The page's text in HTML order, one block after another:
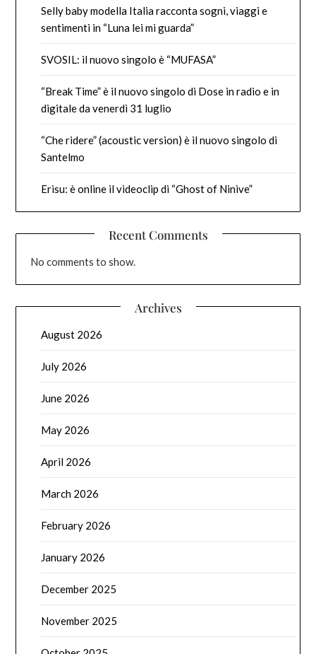
Selly baby modella Italia racconta sogni, viaggi e
sentimenti in “Luna lei mi guarda”
SVOSIL: il nuovo singolo è “MUFASA”
“Break Time” è il nuovo singolo di Dose in radio e in
digitale da venerdì 31 luglio
“Che ridere” (acoustic version) è il nuovo singolo di
Santelmo
Erisu: è online il videoclip di “Ghost of Ninive”
Recent Comments
No comments to show.
Archives
August 2026
July 2026
June 2026
May 2026
April 2026
March 2026
February 2026
January 2026
December 2025
November 2025